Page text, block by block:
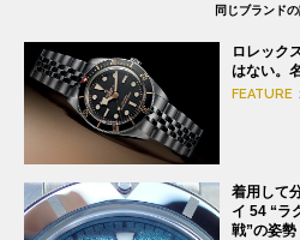
同じブランド
ロレック
はない。
FEATURE
着用して
イ 54 “ラ
戦”の姿勢